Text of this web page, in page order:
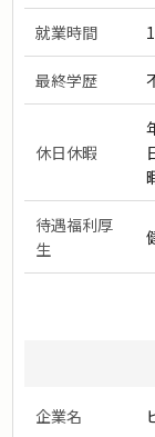
就業時間
最終学歴
休日休暇
待遇福利厚
生
企業名